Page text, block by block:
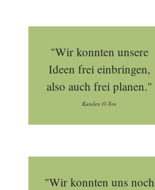
"Wir konnten unsere
Ideen frei einbringen,
also auch frei planen."
Kunden O-Ton
"Wir konnten uns noch